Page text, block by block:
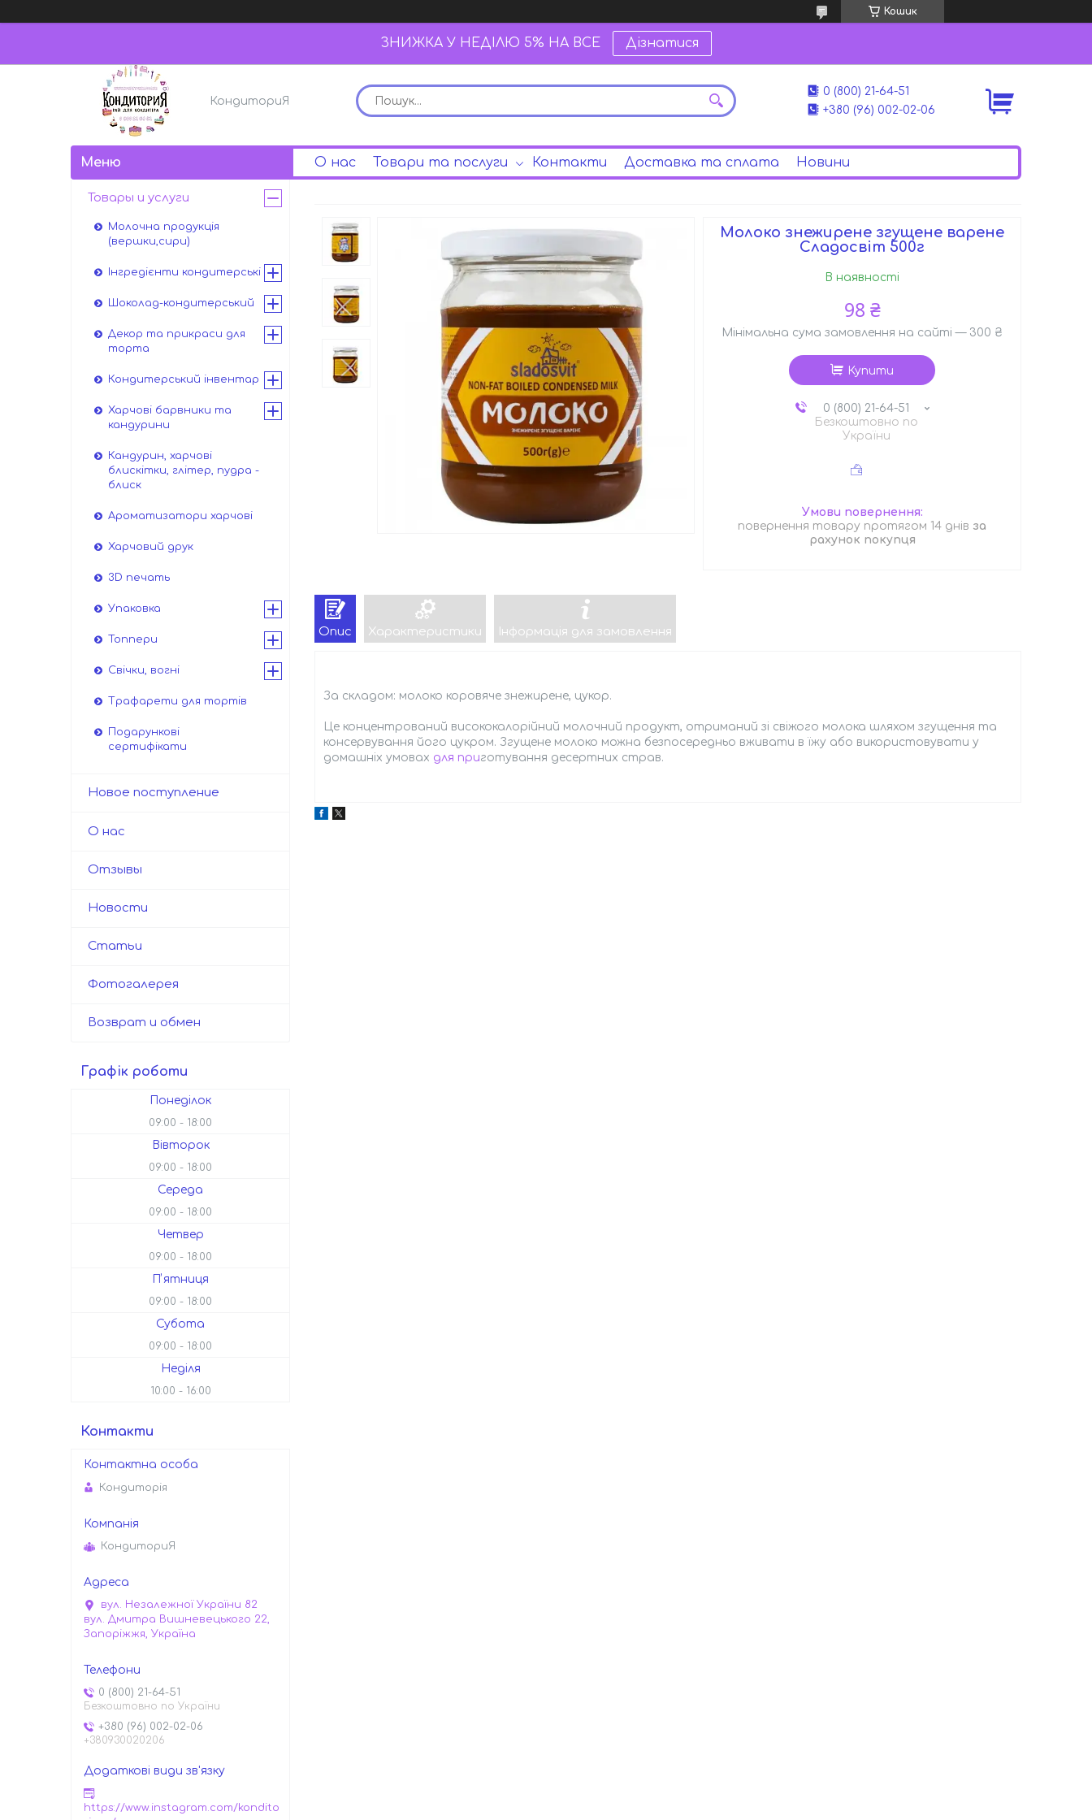
Кошик
ЗНИЖКА У НЕДІЛЮ 5% НА ВСЕ Дізнатися
КондиториЯ
0 (800) 21-64-51
+380 (96) 002-02-06
О нас Товари та послуги Контакти Доставка та сплата Новини
Молоко знежирене згущене варене
Сладосвіт 500г
В наявності
98 ₴
Мінімальна сума замовлення на сайті — 300 ₴
Купити
0 (800) 21-64-51
Безкоштовно по
України
повернення товару протягом 14 днів за
рахунок покупця
Опис Характеристики Інформація для замовлення
За складом: молоко коровяче знежирене, цукор.
Це концентрований висококалорійний молочний продукт, отриманий зі свіжого молока шляхом згущення та
консервування його цукром. Згущене молоко можна безпосередньо вживати в їжу або використовувати у
домашніх умовах для приготування десертних страв.
Товары и услуги
Молочна продукція
(вершки,сири)
Інгредієнти кондитерські
Шоколад-кондитерський
Декор та прикраси для
торта
Кондитерський інвентар
Харчові барвники та
кандурини
Кандурин, харчові
блискітки, глітер, пудра -
блиск
Ароматизатори харчові
Харчовий друк
3D печать
Упаковка
Топпери
Свічки, вогні
Трафарети для тортів
Подарункові
сертифікати
Новое поступление
О нас
Отзывы
Новости
Статьи
Фотогалерея
Возврат и обмен
Графік роботи
Понеділок
09:00 18:00
Вівторок
09:00 18:00
Середа
09:00 18:00
Четвер
09:00 18:00
Пʼятниця
09:00 18:00
Субота
09:00 18:00
Неділя
10:00 16:00
Контакти
Кондиторiя
КондиториЯ
вул. Незалежної України 82
вул. Дмитра Вишневецького 22,
Запоріжжя, Україна
0 (800) 21-64-51
Безкоштовно по України
+380 (96) 002-02-06
+380930020206
https://www.instagram.com/kondito